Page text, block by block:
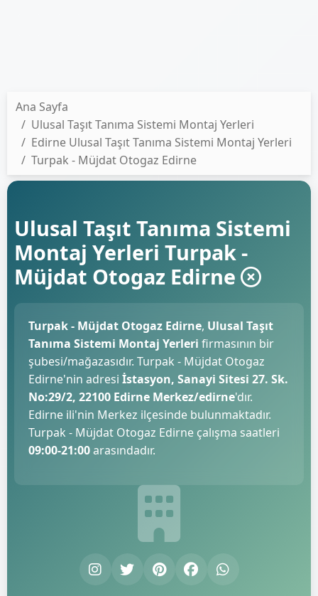
Ana Sayfa
Ulusal Taşıt Tanıma Sistemi Montaj Yerleri
Edirne Ulusal Taşıt Tanıma Sistemi Montaj Yerleri
Turpak - Müjdat Otogaz Edirne
Ulusal Taşıt Tanıma Sistemi
Montaj Yerleri Turpak -
Müjdat Otogaz Edirne
Turpak - Müjdat Otogaz Edirne, Ulusal Taşıt
Tanıma Sistemi Montaj Yerleri firmasının bir
şubesi/mağazasıdır. Turpak - Müjdat Otogaz
Edirne'nin adresi İstasyon, Sanayi Sitesi 27. Sk.
No:29/2, 22100 Edirne Merkez/edirne'dır.
Edirne ili'nin Merkez ilçesinde bulunmaktadır.
Turpak - Müjdat Otogaz Edirne çalışma saatleri
09:00-21:00arasındadır.